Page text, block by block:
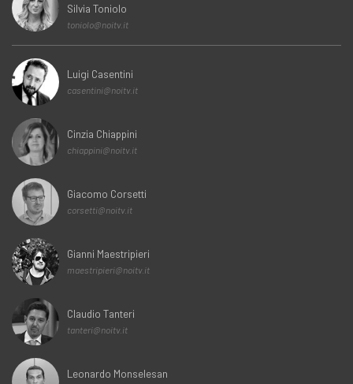
Silvia Toniolo
toniolo@noitv.it
Luigi Casentini
casentini@noitv.it
Cinzia Chiappini
chiappini@noitv.it
Giacomo Corsetti
corsetti@noitv.it
Gianni Maestripieri
maestripieri@noitv.it
Claudio Tanteri
tanteri@noitv.it
Leonardo Monselesan